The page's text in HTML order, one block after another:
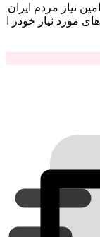
نیاز مردم ایران
مورد نیاز خودر ا